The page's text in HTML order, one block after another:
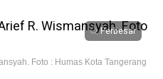
Perbesar
Foto : Humas Kota Tangerang